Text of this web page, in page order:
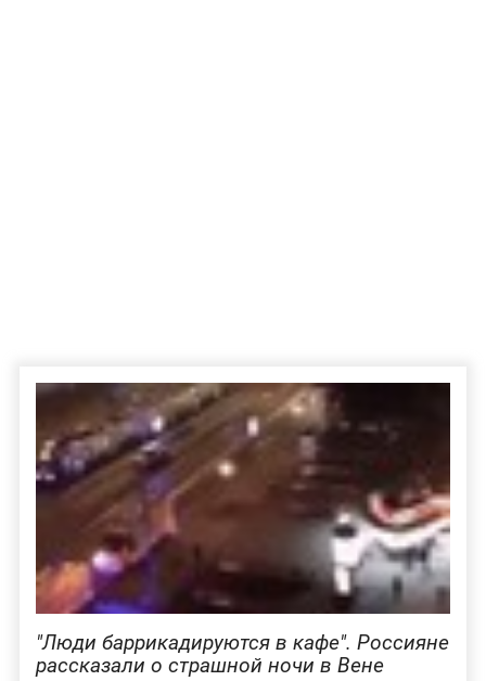
"Люди баррикадируются в кафе". Россияне
рассказали о страшной ночи в Вене